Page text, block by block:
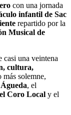
con una jornada
infantil de Sac
repartido por la
Musical de
casi una veintena
cultura,
más solemne,
, el
Coro Local y el